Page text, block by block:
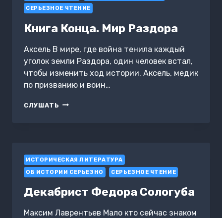
СЕРЬЕЗНОЕ ЧТЕНИЕ
Книга Конца. Мир Раздора
Аксель В мире, где война тенила каждый
уголок земли Раздора, один человек встал,
чтобы изменить ход истории. Аксель, медик
по призванию и воин…
СЛУШАТЬ КНИГА
ИСТОРИЧЕСКАЯ ЛИТЕРАТУРА
ОБ ИСТОРИИ СЕРЬЕЗНО
СЕРЬЕЗНОЕ ЧТЕНИЕ
Декабрист Федора Сологуба
Максим Лаврентьев Мало кто сейчас знаком